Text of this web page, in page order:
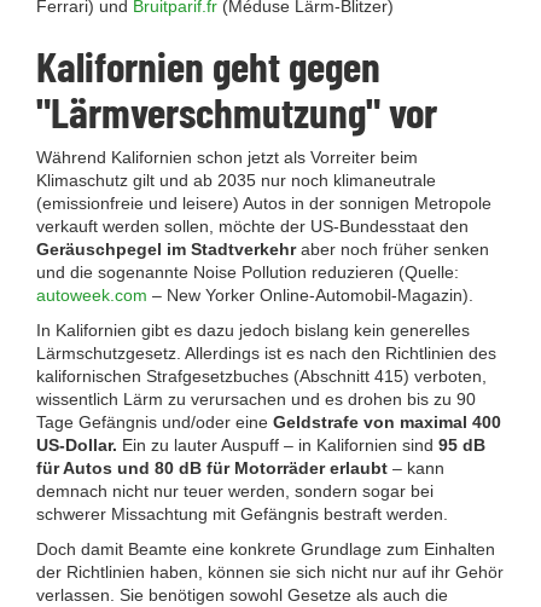
Ferrari) und Bruitparif.fr (Méduse Lärm-Blitzer)
Kalifornien geht gegen
"Lärmverschmutzung" vor
Während Kalifornien schon jetzt als Vorreiter beim
Klimaschutz gilt und ab 2035 nur noch klimaneutrale
(emissionfreie und leisere) Autos in der sonnigen Metropole
verkauft werden sollen, möchte der US-Bundesstaat den
Geräuschpegel im Stadtverkehraber noch früher senken
und die sogenannte Noise Pollution reduzieren (Quelle:
autoweek.com – New Yorker Online-Automobil-Magazin).
In Kalifornien gibt es dazu jedoch bislang kein generelles
Lärmschutzgesetz. Allerdings ist es nach den Richtlinien des
kalifornischen Strafgesetzbuches (Abschnitt 415) verboten,
wissentlich Lärm zu verursachen und es drohen bis zu 90
Tage Gefängnis und/oder eine Geldstrafe von maximal 400
US-Dollar. Ein zu lauter Auspuff – in Kalifornien sind 95 dB
für Autos und 80 dB für Motorräder erlaubt – kann
demnach nicht nur teuer werden, sondern sogar bei
schwerer Missachtung mit Gefängnis bestraft werden.
Doch damit Beamte eine konkrete Grundlage zum Einhalten
der Richtlinien haben, können sie sich nicht nur auf ihr Gehör
verlassen. Sie benötigen sowohl Gesetze als auch die